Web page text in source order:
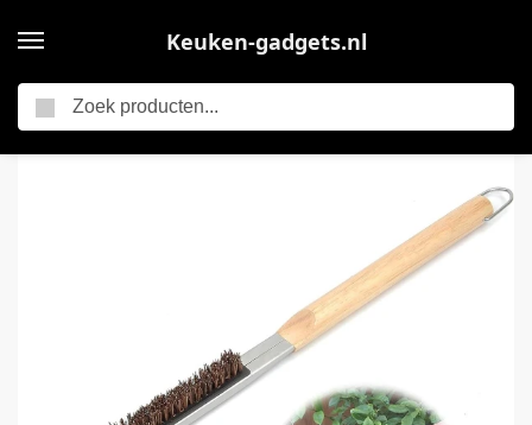
Keuken-gadgets.nl
OIMG Oven Borstel – Pizza ovenborstel – Borstel voor Pizza oven – 53.5 cm – Keuken Accessoires – Barbecue accessoires – Schoonmaakborstel voor Keukens